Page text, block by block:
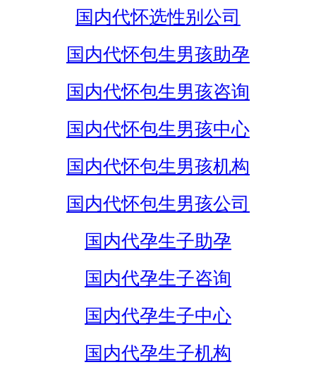
国内代怀选性别公司
国内代怀包生男孩助孕
国内代怀包生男孩咨询
国内代怀包生男孩中心
国内代怀包生男孩机构
国内代怀包生男孩公司
国内代孕生子助孕
国内代孕生子咨询
国内代孕生子中心
国内代孕生子机构